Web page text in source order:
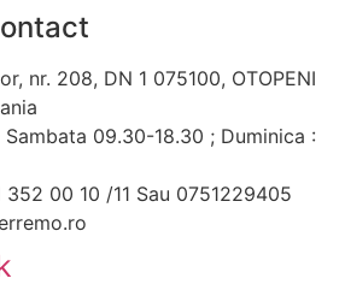
nr. 208, DN 1 075100, OTOPENI
09.30-18.30 ; Duminica :
00 10 /11 Sau 0751229405